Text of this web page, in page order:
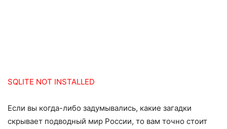
SQLITE NOT INSTALLED
Если вы когда-либо задумывались, какие загадки
скрывает подводный мир России, то вам точно стоит